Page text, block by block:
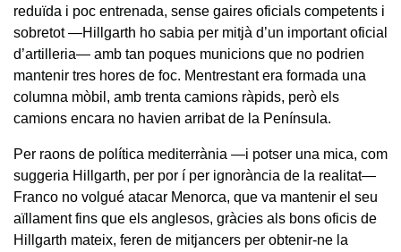
reduïda i poc entrenada, sense gaires oficials competents i
sobretot —Hillgarth ho sabia per mitjà d’un important oficial
d’artilleria— amb tan poques municions que no podrien
mantenir tres hores de foc. Mentrestant era formada una
columna mòbil, amb trenta camions ràpids, però els
camions encara no havien arribat de la Península.
Per raons de política mediterrània —i potser una mica, com
suggeria Hillgarth, per por í per ignorància de la realitat—
Franco no volgué atacar Menorca, que va mantenir el seu
aïllament fins que els anglesos, gràcies als bons oficis de
Hillgarth mateix, feren de mitjancers per obtenir-ne la